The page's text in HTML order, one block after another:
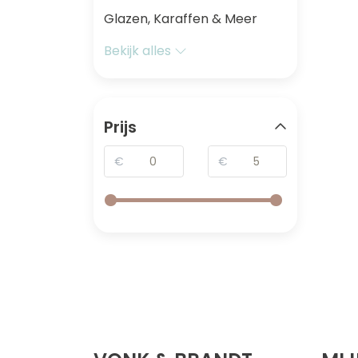
Glazen, Karaffen & Meer
Bekijk alles
Prijs
€ €